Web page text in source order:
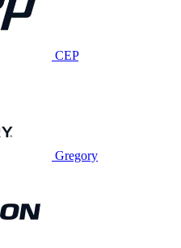
CEP
Gregory